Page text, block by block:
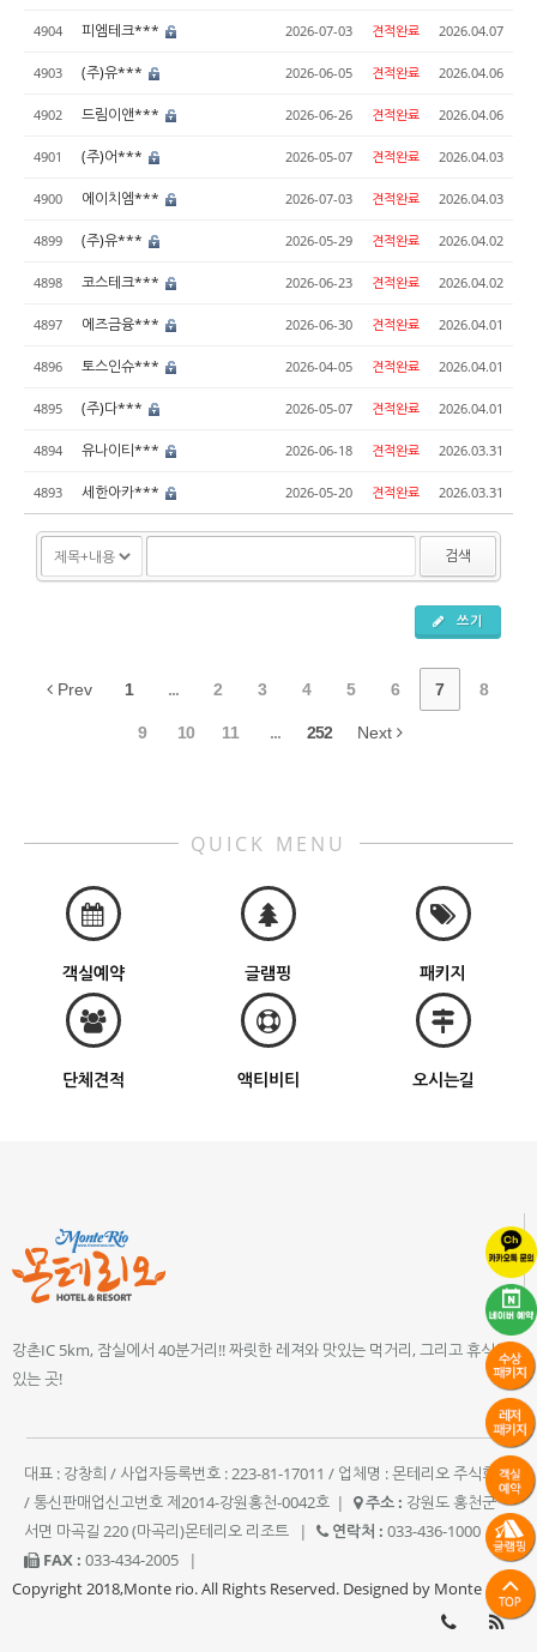
4904 피엠테크*** 2026-07-03 견적완료 2026.04.07
4903 (주)유*** 2026-06-05 견적완료 2026.04.06
4902 드림이앤*** 2026-06-26 견적완료 2026.04.06
4901 (주)어*** 2026-05-07 견적완료 2026.04.03
4900 에이치엠*** 2026-07-03 견적완료 2026.04.03
4899 (주)유*** 2026-05-29 견적완료 2026.04.02
4898 코스테크*** 2026-06-23 견적완료 2026.04.02
4897 에즈금융*** 2026-06-30 견적완료 2026.04.01
4896 토스인슈*** 2026-04-05 견적완료 2026.04.01
4895 (주)다*** 2026-05-07 견적완료 2026.04.01
4894 유나이티*** 2026-06-18 견적완료 2026.03.31
4893 세한아카*** 2026-05-20 견적완료 2026.03.31
검색
쓰기
Prev 1 ... 2 3 4 5 6 7 8
9 10 11 ... 252 Next
QUICK MENU
객실예약 글램핑 패키지
단체견적 액티비티 오시는길
강촌IC 5km, 잠실에서 40분거리!! 짜릿한 레져와 맛있는 먹거리, 그리고 휴식이
있는 곳!
대표 : 강창희 / 사업자등록번호 : 223-81-17011 / 업체명 : 몬테리오 주식회사
/ 통신판매업신고번호 제2014-강원홍천-0042호 | 주소 : 강원도 홍천군
서면 마곡길 220 (마곡리)몬테리오 리조트
| 연락처 : 033-436-1000
|
FAX : 033-434-2005
|
Copyright 2018,Monte rio. All Rights Reserved. Designed by Monte rio.